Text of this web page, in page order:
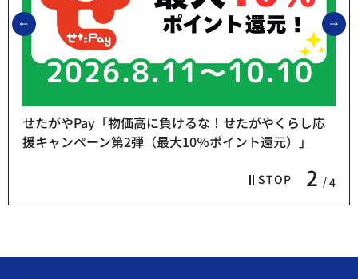
前のスライドを表示
STOP 2 4
せたがやPay「物価高に負けるな！せたがやくらし応
援キャンペーン第2弾（最大10％ポイント還元）」